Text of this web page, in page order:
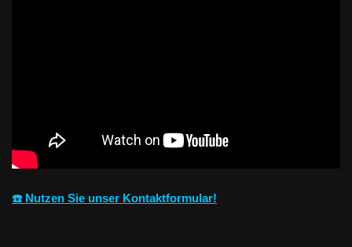
☎️ Nutzen Sie unser Kontaktformular!